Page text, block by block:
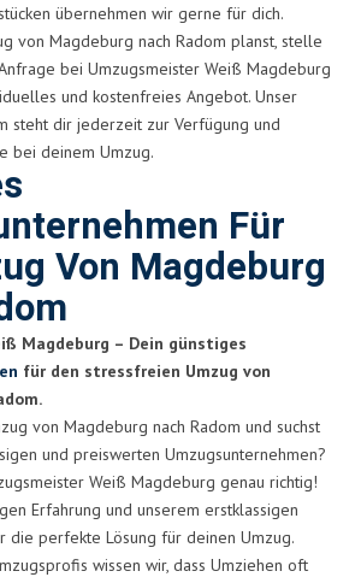
übernehmen wir gerne für dich.
von Magdeburg nach Radom planst, stelle
bei Umzugsmeister Weiß Magdeburg
und kostenfreies Angebot. Unser
steht dir jederzeit zur Verfügung und
bei deinem Umzug.
Für
Von Magdeburg
Magdeburg – Dein günstiges
für den stressfreien Umzug von
von Magdeburg nach Radom und suchst
und preiswerten Umzugsunternehmen?
Weiß Magdeburg genau richtig!
Erfahrung und unserem erstklassigen
die perfekte Lösung für deinen Umzug.
wissen wir, dass Umziehen oft